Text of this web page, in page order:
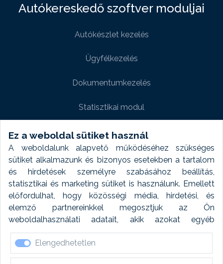
Ez a weboldal sütiket használ
A weboldalunk alapvető működéséhez szükséges
sütiket alkalmazunk és bizonyos esetekben a tartalom
és hirdetések személyre szabásához beállítás,
statisztikai és marketing sütiket is használunk. Emellett
előfordulhat, hogy közösségi média, hirdetési, és
elemző partnereinkkel megosztjuk az Ön
weboldalhasználati adatait, akik azokat egyéb
forrásokból gyűjtött adatokkal kombinálhatják. A sütik
elfogadásával kapcsolatosan naplózást végzünk és
ezen adatokat 6 hónap után automatikusan töröljük. A
Elengedhetetlen
Autókereskedő szoftver moduljai
Autókészlet kezelés
Ügyfélkezelés
Dokumentumkezelés
Statisztikai modul
Weboldal modul
Fényképtár extra modul
Autómosó modul
Feladatütemezés